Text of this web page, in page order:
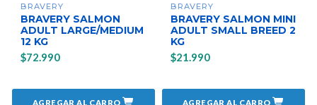
BRAVERY
BRAVERY SALMON
ADULT LARGE/MEDIUM
12 KG
$72.990
AGREGAR AL CARRO
BRAVERY
BRAVERY SALMON MINI
ADULT SMALL BREED 2
KG
$21.990
AGREGAR AL CARRO